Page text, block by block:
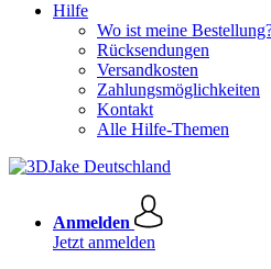
Hilfe
Wo ist meine
Rücksendungen
Versandkosten
Zahlungsmöglichkeiten
Kontakt
Alle Hilfe-Themen
Anmelden
Jetzt anmelden